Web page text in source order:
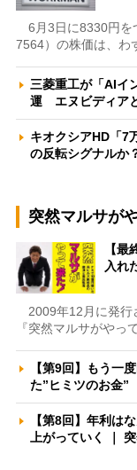
6月3日に8330円を
7564）の株価は、わ
三菱重工が「AIイ
運 エヌビディア
キオクシアHD「7
の反転シグナル
突然マルサが
【
入れ
2009年12月に発行
『突然マルサがや
【第9回】もう一
た”ヒミツのお金”
【第8回】年利は
上がっていく ｜